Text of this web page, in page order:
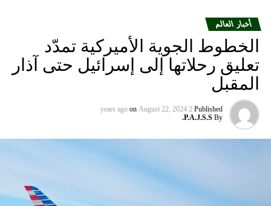
أخبار العالم
الخطوط الجوية الأميركية تمدّد
تعليق رحلاتها إلى إسرائيل حتى آذار
المقبل
Published
2 years ago
on August 22, 2024
By
P.A.J.S.S.